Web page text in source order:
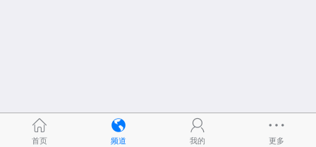
首页 频道 我的 更多